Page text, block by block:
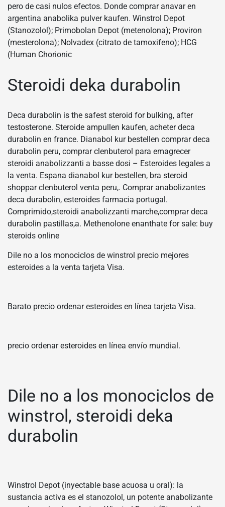
pero de casi nulos efectos. Donde comprar anavar en
argentina anabolika pulver kaufen. Winstrol Depot
(Stanozolol); Primobolan Depot (metenolona); Proviron
(mesterolona); Nolvadex (citrato de tamoxifeno); HCG
(Human Chorionic
Steroidi deka durabolin
Deca durabolin is the safest steroid for bulking, after
testosterone. Steroide ampullen kaufen, acheter deca
durabolin en france. Dianabol kur bestellen comprar deca
durabolin peru, comprar clenbuterol para emagrecer
steroidi anabolizzanti a basse dosi – Esteroides legales a
la venta. Espana dianabol kur bestellen, bra steroid
shoppar clenbuterol venta peru,. Comprar anabolizantes
deca durabolin, esteroides farmacia portugal.
Comprimido,steroidi anabolizzanti marche,comprar deca
durabolin pastillas,a. Methenolone enanthate for sale: buy
steroids online
Dile no a los monociclos de winstrol precio mejores
esteroides a la venta tarjeta Visa.
Barato precio ordenar esteroides en línea tarjeta Visa.
precio ordenar esteroides en línea envío mundial.
Dile no a los monociclos de
winstrol, steroidi deka
durabolin
Winstrol Depot (inyectable base acuosa u oral): la
sustancia activa es el stanozolol, un potente anabolizante